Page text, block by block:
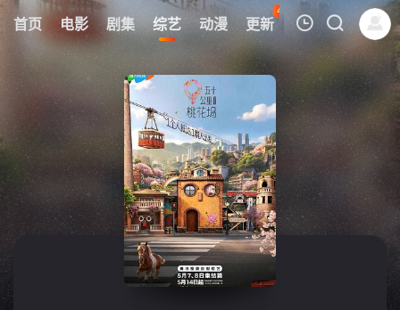
首页 电影 剧集 综艺 动漫 更新
45
热榜 APP
我的观影记录
暂无观看影片的记录